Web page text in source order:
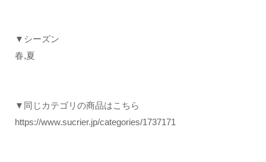
▼シーズン
春,夏
▼同じカテゴリの商品はこちら
https://www.sucrier.jp/categories/1737171